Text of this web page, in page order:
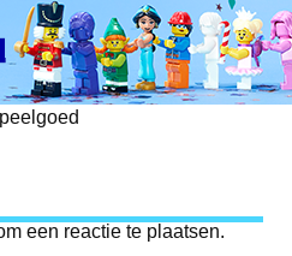
een reactie te plaatsen.